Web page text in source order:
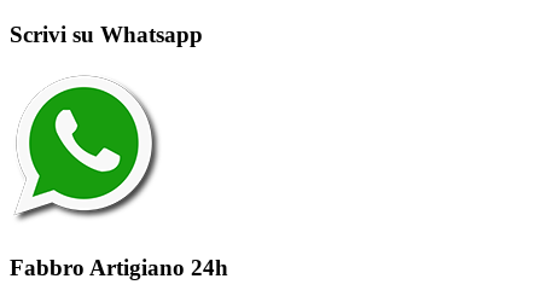
Scrivi su Whatsapp
Fabbro Artigiano 24h